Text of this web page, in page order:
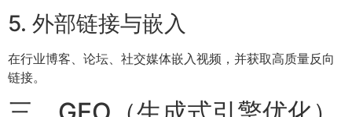
5. 外部链接与嵌入
在行业博客、论坛、社交媒体嵌入视频，并获取高质量反向
链接。